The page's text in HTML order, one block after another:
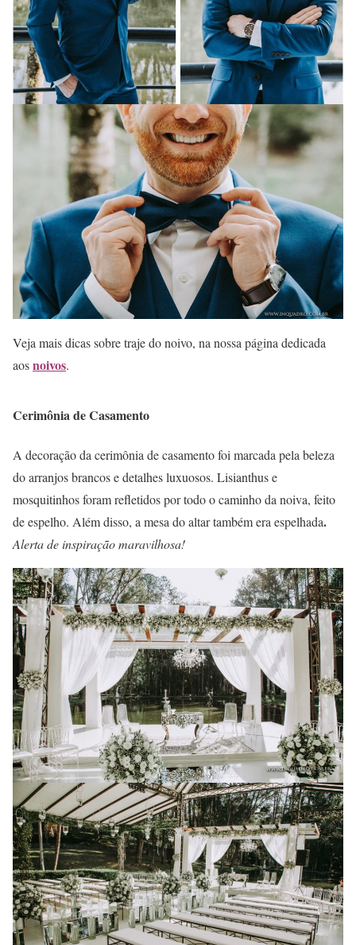
Veja mais dicas sobre traje do noivo, na nossa página dedicada
aosnoivos.
Cerimônia de Casamento
A decoração da cerimônia de casamento foi marcada pela beleza
do arranjos brancos e detalhes luxuosos. Lisianthus e
mosquitinhos foram refletidos por todo o caminho da noiva, feito
de espelho. Além disso, a mesa do altar também era espelhada.
Alerta de inspiração maravilhosa!